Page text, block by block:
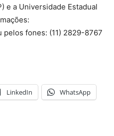
e a Universidade Estadual
pelos fones: (11) 2829-8767
LinkedIn WhatsApp